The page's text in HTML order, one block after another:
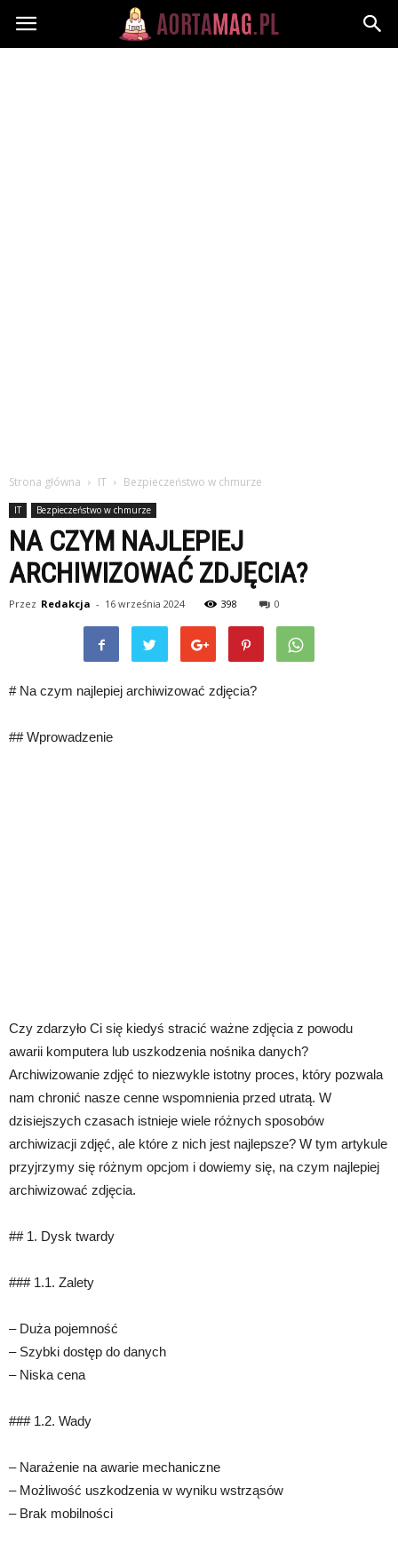
Aortamag.pl
Strona główna IT Bezpieczeństwo w chmurze
IT Bezpieczeństwo w chmurze
NA CZYM NAJLEPIEJ
ARCHIWIZOWAĆ ZDJĘCIA?
Przez Redakcja - 16 września 2024 398 0
# Na czym najlepiej archiwizować zdjęcia?
## Wprowadzenie
Czy zdarzyło Ci się kiedyś stracić ważne zdjęcia z powodu
awarii komputera lub uszkodzenia nośnika danych?
Archiwizowanie zdjęć to niezwykle istotny proces, który pozwala
nam chronić nasze cenne wspomnienia przed utratą. W
dzisiejszych czasach istnieje wiele różnych sposobów
archiwizacji zdjęć, ale które z nich jest najlepsze? W tym artykule
przyjrzymy się różnym opcjom i dowiemy się, na czym najlepiej
archiwizować zdjęcia.
## 1. Dysk twardy
### 1.1. Zalety
– Duża pojemność
– Szybki dostęp do danych
– Niska cena
### 1.2. Wady
– Narażenie na awarie mechaniczne
– Możliwość uszkodzenia w wyniku wstrząsów
– Brak mobilności